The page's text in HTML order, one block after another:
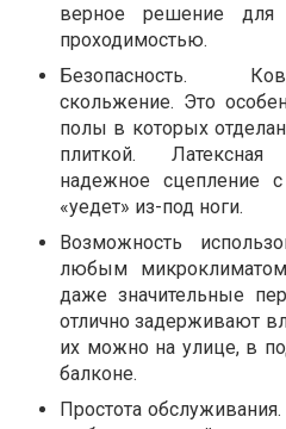
верное решение
проходимостью.
Безопасность.
скольжение. Это
полы в которых
плиткой.
надежное сцепление
«уедет» из-под ноги.
Возможность
любым
даже значительные
отлично задерживают
их можно на улице, в
балконе.
Простота